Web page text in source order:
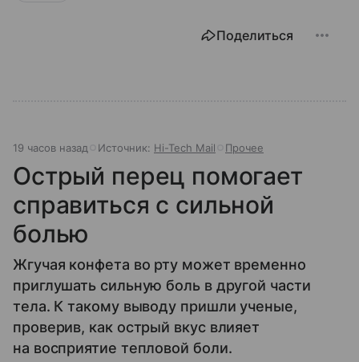
Поделиться
19 часов назад Источник: Hi-Tech Mail Прочее
Острый перец помогает
справиться с сильной
болью
Жгучая конфета во рту может временно
приглушать сильную боль в другой части
тела. К такому выводу пришли ученые,
проверив, как острый вкус влияет
на восприятие тепловой боли.